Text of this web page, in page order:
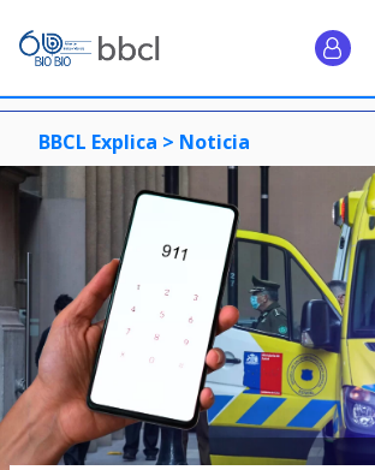
BBCL Explica > Noticia